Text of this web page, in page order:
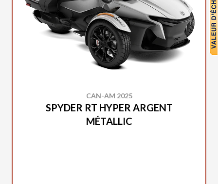
CAN-AM 2025
SPYDER RT HYPER ARGENT
MÉTALLIC